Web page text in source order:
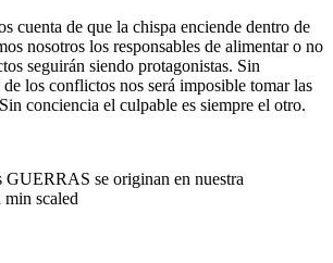
cuenta de que la chispa enciende dentro de
nosotros los responsables de alimentar o no
seguirán siendo protagonistas. Sin
los conflictos nos será imposible tomar las
conciencia el culpable es siempre el otro.